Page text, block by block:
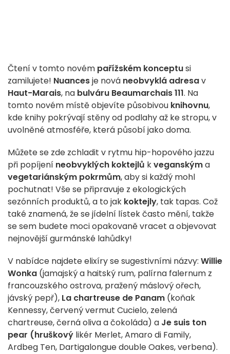
Čtení v tomto novém pařížském konceptusi
zamilujete! Nuancesje nová neobvyklá adresav
Haut-Marais, na bulváru Beaumarchais 111. Na
tomto novém místě objevíte působivou knihovnu,
kde knihy pokrývají stěny od podlahy až ke stropu, v
uvolněné atmosféře, která působí jako doma.
Můžete se zde zchladit v rytmu hip-hopového jazzu
při popíjení neobvyklých koktejlů kveganskýma
vegetariánským pokrmům, aby si každý mohl
pochutnat! Vše se připravuje z ekologických
sezónních produktů, a to jak koktejly, tak tapas. Což
také znamená, že se jídelní lístek často mění, takže
se sem budete moci opakovaně vracet a objevovat
nejnovější gurmánské lahůdky!
V nabídce najdete elixíry se sugestivními názvy: Willie
Wonka (jamajský a haitský rum, palírna falernum z
francouzského ostrova, pražený máslový ořech,
jávský pepř), La chartreuse de Panam (koňak
Kennessy, červený vermut Cucielo, zelená
chartreuse, černá oliva a čokoláda) a Je suis ton
pear (hruškový likér Merlet, Amaro di Family,
Ardbeg Ten, Dartigalongue double Oakes, verbena).